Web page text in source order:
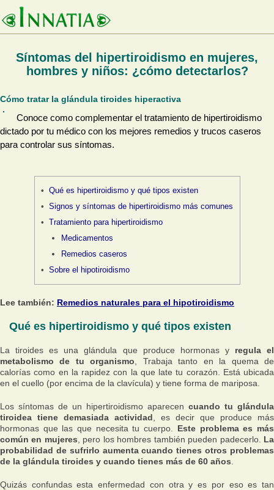
Síntomas del hipertiroidismo en mujeres,
hombres y niños: ¿cómo detectarlos?
Cómo tratar la glándula tiroides hiperactiva
Conoce como complementar el tratamiento de hipertiroidismo
dictado por tu médico con los mejores remedios y trucos caseros
para controlar sus síntomas.
Qué es hipertiroidismo y qué tipos existen
Signos y síntomas de hipertiroidismo más comunes
Tratamiento para hipertiroidismo
Medicamentos
Remedios caseros
Sobre el hipotiroidismo
Lee también: Remedios naturales para el hipotiroidismo
Qué es hipertiroidismo y qué tipos existen
La tiroides es una glándula que produce hormonas y regula el
metabolismo de tu organismo , Trabaja tanto en la quema de
calorías como en la rapidez con la que late tu corazón. Está ubicada
en el cuello (por encima de la clavícula) y tiene forma de mariposa.
Los síntomas de un hipertiroidismo aparecen cuando tu glándula
tiroidea tiene demasiada actividad , es decir que produce más
hormonas que las que necesita tu cuerpo. Este problema es más
común en mujeres , pero los hombres también pueden padecerlo. La
probabilidad de sufrirlo aumenta cuando tienes otros problemas
de la glándula tiroides y cuando tienes más de 60 años
Quizás confundas esta enfermedad con otra y es por eso es tan